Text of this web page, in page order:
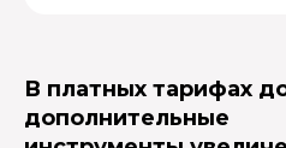
В платных тарифах
дополнительные